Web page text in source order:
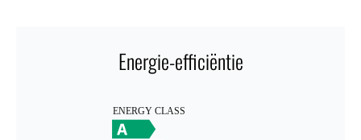
Energie-efficiëntie